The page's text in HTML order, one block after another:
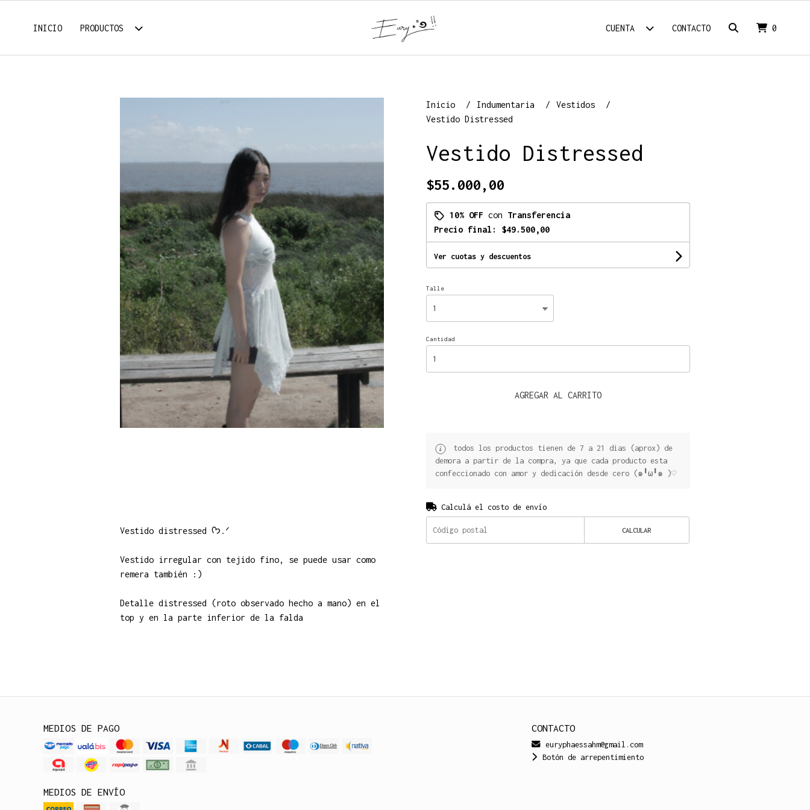
INICIO PRODUCTOS CUENTA CONTACTO 0
Vestido distressed ᡣ𐭩.ᐟ
Vestido irregular con tejido fino, se puede usar como
remera también :)
Detalle distressed (roto observado hecho a mano) en el
top y en la parte inferior de la falda
Inicio Indumentaria
Vestidos
Vestido Distressed
Vestido Distressed
$55.000,00
10% OFF con Transferencia
Precio final: $49.500,00
Ver cuotas y descuentos
Talle
Cantidad
AGREGAR AL CARRITO
todos los productos tienen de 7 a 21 dias (aprox) de
demora a partir de la compra, ya que cada producto esta
confeccionado con amor y dedicación desde cero (๑╹ω╹๑ )♡
Calculá el costo de envío
CALCULAR
MEDIOS DE PAGO
MEDIOS DE ENVÍO
CONTACTO
euryphaessahm@gmail.com
Botón de arrepentimiento